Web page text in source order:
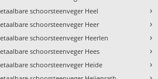
schoorsteenveger Heel
schoorsteenveger Heer
schoorsteenveger Heerlen
schoorsteenveger Hees
schoorsteenveger Heide
›
›
›
›
›